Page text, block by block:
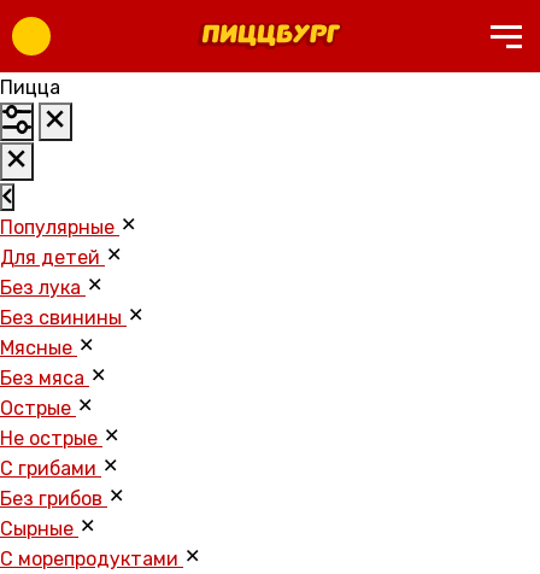
Пицца
Популярные
Для детей
Без лука
Без свинины
Мясные
Без мяса
Острые
Не острые
С грибами
Без грибов
Cырные
C морепродуктами